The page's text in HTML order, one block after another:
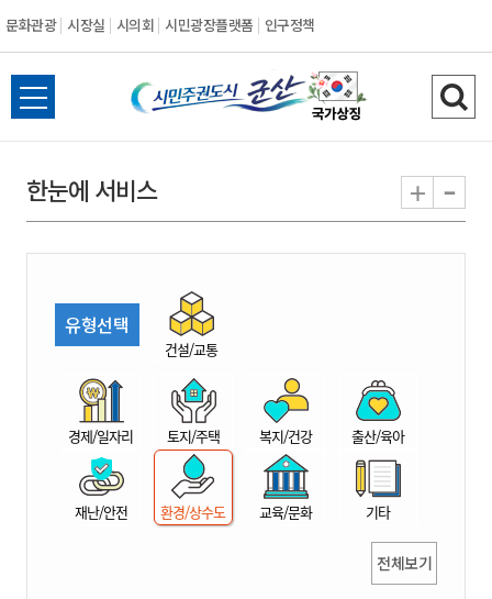
문화관광 시장실 시의회 시민광장플랫폼 인구정책
시
민
권
시
산
전
체
뉴
열
검
색
기
한눈에 서비스 + -
유형선택
건설/교통
경제/일자리 토지/주택 복지/건강 출산/육아
재난/안전 환경/상수도 교육/문화 기타
전체보기